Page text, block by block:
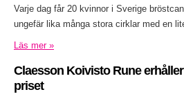
Varje dag får 20 kvinnor i Sverige
ungefär lika många stora cirklar med en
Läs mer »
Claesson Koivisto Rune
priset